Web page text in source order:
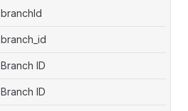
branchId
branch_id
Branch ID
Branch ID